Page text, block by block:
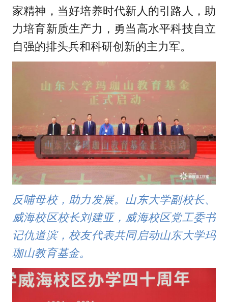
家精神，当好培养时代新人的引路人，助
力培育新质生产力，勇当高水平科技自立
自强的排头兵和科研创新的主力军。
反哺母校，助力发展。山东大学副校长、
威海校区校长刘建亚，威海校区党工委书
记仇道滨，校友代表共同启动山东大学玛
珈山教育基金。